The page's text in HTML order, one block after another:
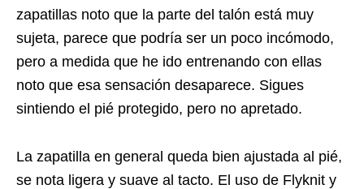
zapatillas noto que la parte del talón está muy
sujeta, parece que podría ser un poco incómodo,
pero a medida que he ido entrenando con ellas
noto que esa sensación desaparece. Sigues
sintiendo el pié protegido, pero no apretado.
La zapatilla en general queda bien ajustada al pié,
se nota ligera y suave al tacto. El uso de Flyknit y